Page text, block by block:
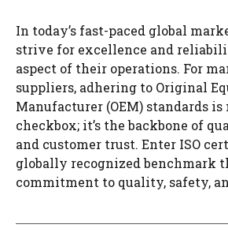
In today’s fast-paced global
strive for excellence and
aspect of their operations. For
suppliers, adhering to Original
Manufacturer (OEM) standards is
checkbox; it’s the backbone of
and customer trust. Enter ISO
globally recognized benchmark
commitment to quality, safety,